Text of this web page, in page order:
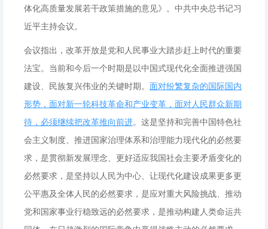
体化高质量发展若干政策措施的意见》。中共中央总书记习
近平主持会议。
会议指出，改革开放是党和人民事业大踏步赶上时代的重要
法宝。当前和今后一个时期是以中国式现代化全面推进强国
建设、民族复兴伟业的关键时期。 面对纷繁复杂的国际国内
形势，面对新一轮科技革命和产业变革，面对人民群众新期
待，必须继续把改革推向前进。这是坚持和完善中国特色社
会主义制度、推进国家治理体系和治理能力现代化的必然要
求，是贯彻新发展理念、更好适应我国社会主要矛盾变化的
必然要求，是坚持以人民为中心、让现代化建设成果更多更
公平惠及全体人民的必然要求，是应对重大风险挑战、推动
党和国家事业行稳致远的必然要求，是推动构建人类命运共